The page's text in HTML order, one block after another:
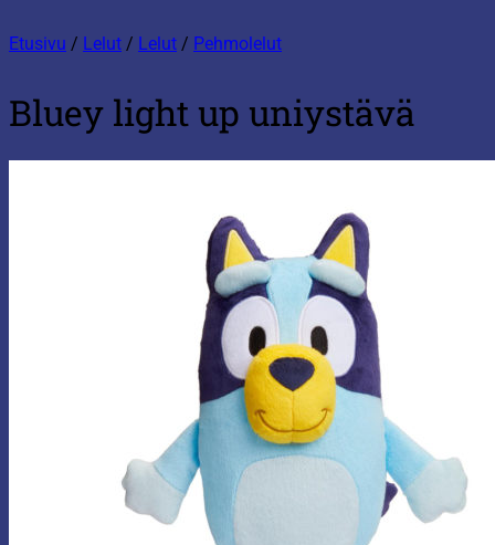
Etusivu / Lelut / Lelut / Pehmolelut
Bluey light up uniystävä